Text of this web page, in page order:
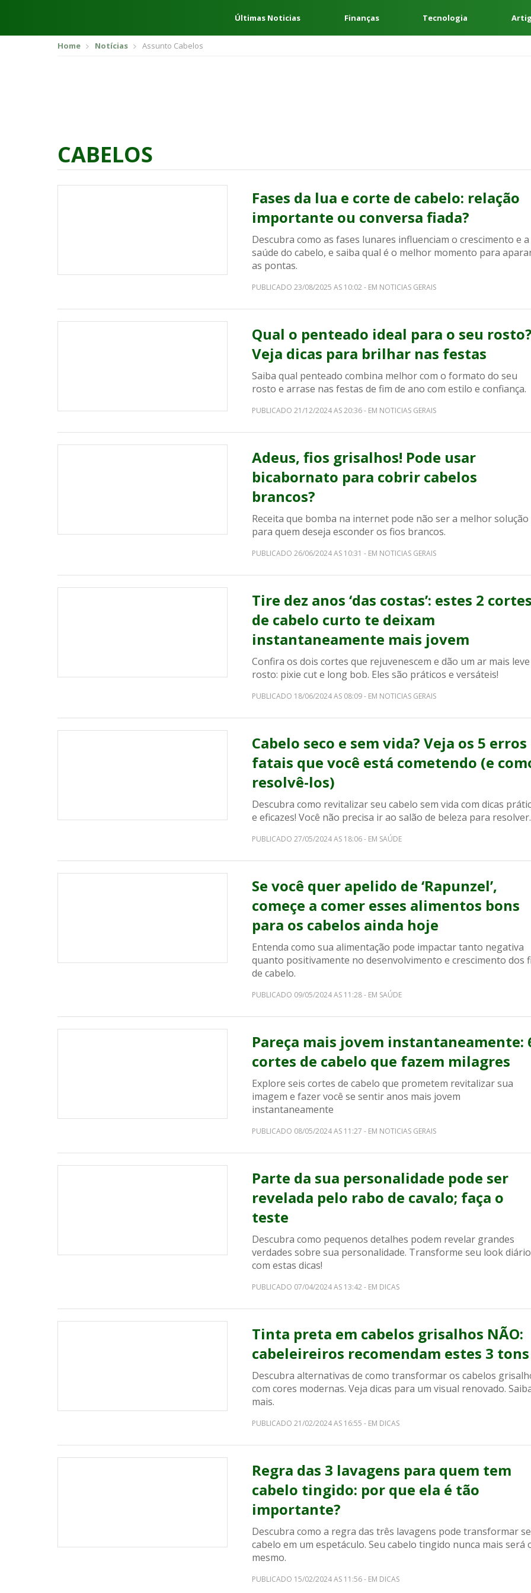
Últimas Noticias Finanças Tecnologia
Home Notícias Assunto Cabelos
CABELOS
Fases da lua e corte de cabelo: relação
importante ou conversa fiada?
Descubra como as fases lunares influenciam o crescimento e a
saúde do cabelo, e saiba qual é o melhor momento para
as pontas.
PUBLICADO 23/08/2025 AS 10:02 - EM NOTICIAS GERAIS
Qual o penteado ideal para o seu rosto?
Veja dicas para brilhar nas festas
Saiba qual penteado combina melhor com o formato do seu
rosto e arrase nas festas de fim de ano com estilo e confiança.
PUBLICADO 21/12/2024 AS 20:36 - EM NOTICIAS GERAIS
Adeus, fios grisalhos! Pode usar
bicabornato para cobrir cabelos
brancos?
Receita que bomba na internet pode não ser a melhor solução
para quem deseja esconder os fios brancos.
PUBLICADO 26/06/2024 AS 10:31 - EM NOTICIAS GERAIS
Tire dez anos ‘das costas’: estes 2 cortes
de cabelo curto te deixam
instantaneamente mais jovem
Confira os dois cortes que rejuvenescem e dão um ar mais
rosto: pixie cut e long bob. Eles são práticos e versáteis!
PUBLICADO 18/06/2024 AS 08:09 - EM NOTICIAS GERAIS
Cabelo seco e sem vida? Veja os 5 erros
fatais que você está cometendo (e
resolvê-los)
Descubra como revitalizar seu cabelo sem vida com dicas
e eficazes! Você não precisa ir ao salão de beleza para resolver.
PUBLICADO 27/05/2024 AS 18:06 - EM SAÚDE
Se você quer apelido de ‘Rapunzel’,
começe a comer esses alimentos bons
para os cabelos ainda hoje
Entenda como sua alimentação pode impactar tanto negativa
quanto positivamente no desenvolvimento e crescimento dos
de cabelo.
PUBLICADO 09/05/2024 AS 11:28 - EM SAÚDE
Pareça mais jovem instantaneamente:
cortes de cabelo que fazem milagres
Explore seis cortes de cabelo que prometem revitalizar sua
imagem e fazer você se sentir anos mais jovem
instantaneamente
PUBLICADO 08/05/2024 AS 11:27 - EM NOTICIAS GERAIS
Parte da sua personalidade pode ser
revelada pelo rabo de cavalo; faça o
teste
Descubra como pequenos detalhes podem revelar grandes
verdades sobre sua personalidade. Transforme seu look diário
com estas dicas!
PUBLICADO 07/04/2024 AS 13:42 - EM DICAS
Tinta preta em cabelos grisalhos NÃO:
cabeleireiros recomendam estes 3 tons
Descubra alternativas de como transformar os cabelos
com cores modernas. Veja dicas para um visual renovado.
mais.
PUBLICADO 21/02/2024 AS 16:55 - EM DICAS
Regra das 3 lavagens para quem tem
cabelo tingido: por que ela é tão
importante?
Descubra como a regra das três lavagens pode transformar
cabelo em um espetáculo. Seu cabelo tingido nunca mais será
mesmo.
PUBLICADO 15/02/2024 AS 11:56 - EM DICAS